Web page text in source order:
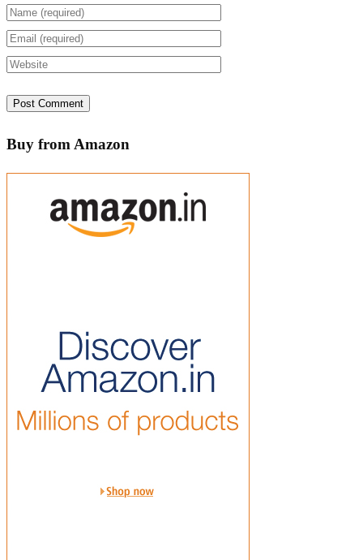
Buy from Amazon